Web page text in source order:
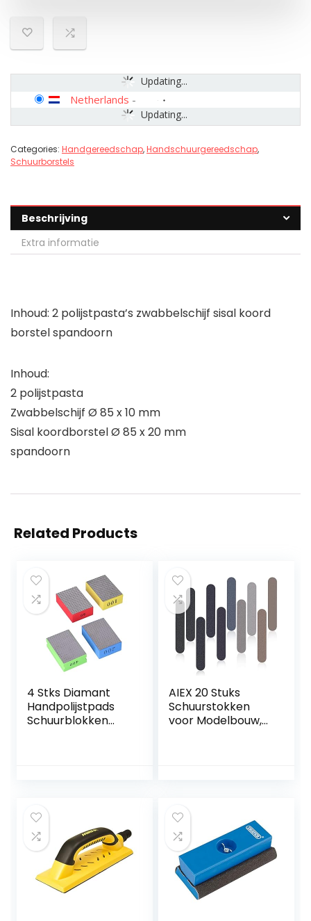
Updating...
Updating...
Netherlands -
Categories: Handgereedschap,Handschuurgereedschap,
Schuurborstels
Beschrijving
Extra informatie
Inhoud: 2 polijstpasta’s zwabbelschijf sisal koord
borstel spandoorn
Inhoud:
2 polijstpasta
Zwabbelschijf Ø 85 x 10 mm
Sisal koordborstel Ø 85 x 20 mm
spandoorn
Related Products
4 Stks Diamant
Handpolijstpads
Schuurblokken
400# Grit
AIEX 20 Stuks
Schuurstokken
voor Modelbouw,
Houtbewerking
Sieraden Maken
Ambachten (10
Verschillende
Korrels)